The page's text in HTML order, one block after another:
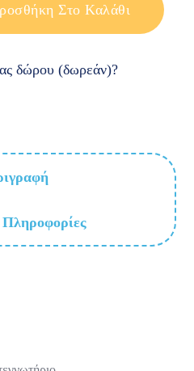
Στο Καλάθι
δώρου (δωρεάν)?